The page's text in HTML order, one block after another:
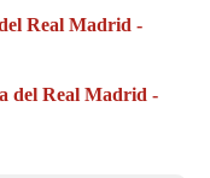
Real Madrid -
del Real Madrid -